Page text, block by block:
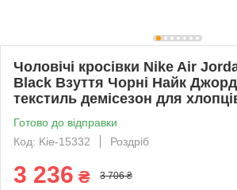
Чоловічі кросівки Nike Air
Black Взуття Чорні Найк
текстиль демісезон для
Готово до відправки
Код: Kie-15332
Роздріб
3 236 ₴ 3 706 ₴